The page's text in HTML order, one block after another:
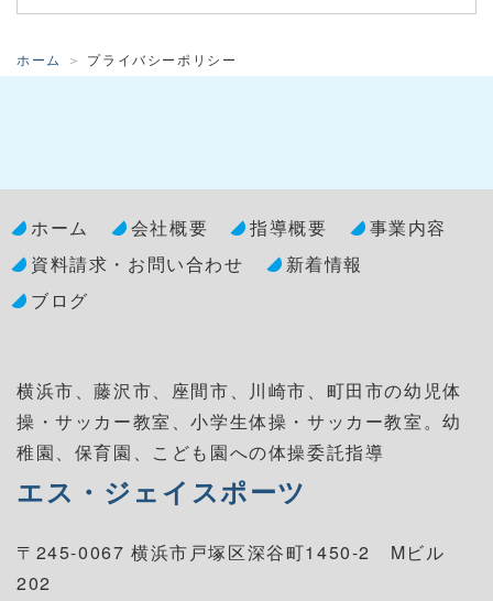
す。
き、個人情報を第三者に開示いたしません。
お客さまが希望されるサービスを行なうために
合
法令に基づき開示することが必要である場合
個人情報の安全対策
当社は、個人情報の正確性及び安全性確保のため
に、セキュリティに万全の対策を講じています。
ホーム プライバシーポリシー
ホーム 会社概要 指導概要
事業内容
資料請求・お問い合わせ
新着情報
ブログ
横浜市、藤沢市、座間市、川崎市、町田市の幼児体
操・サッカー教室、小学生体操・サッカー教室。幼
稚園、保育園、こども園への体操委託指導
エス・ジェイスポーツ
〒245-0067 横浜市戸塚区深谷町1450-2 Mビル
202